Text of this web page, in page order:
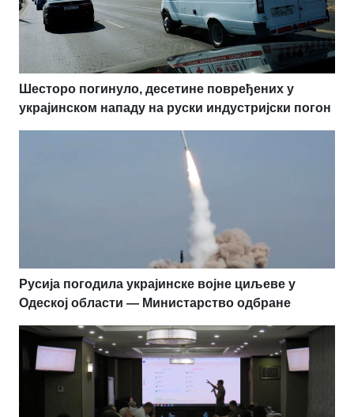
Шесторо погинуло, десетине повређених у
украјинском нападу на руски индустријски погон
Русија погодила украјинске војне циљеве у
Одеској области — Министарство одбране